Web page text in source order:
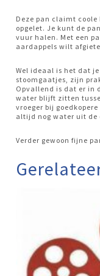
Deze pan claimt
opgelet. Je kunt de
vuur halen. Met een
aardappels wilt
Wel ideaal is het dat
stoomgaatjes, zijn
Opvallend is dat er in
water blijft zitten
vroeger bij
altijd nog water uit de
Verder gewoon fijne